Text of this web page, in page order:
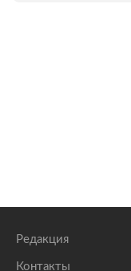
Редакция
Контакты